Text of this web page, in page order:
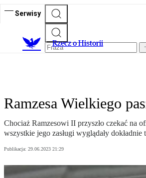
Serwisy
Rzecz o Historii
Ramzesa Wielkiego
Chociaż Ramzesowi II przyszło czekać na
wszystkie jego zasługi wyglądały
Publikacja: 29.06.2023 21:29